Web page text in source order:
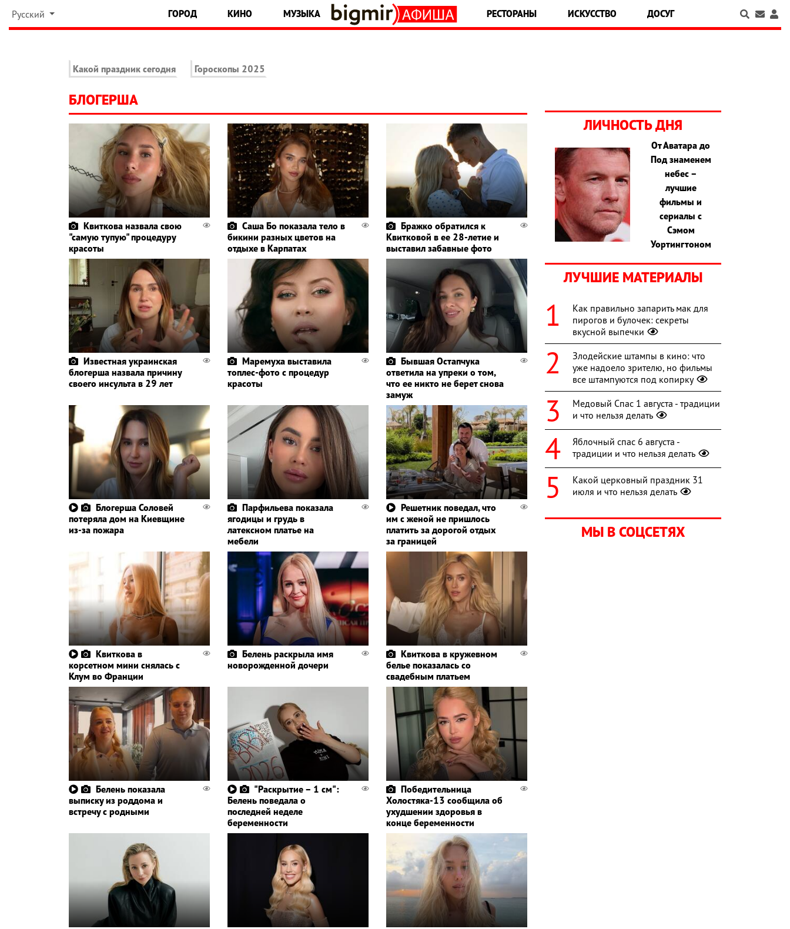
Русский ГОРОД КИНО МУЗЫКА РЕСТОРАНЫ ИСКУССТВО ДОСУГ
Какой праздник сегодня Гороскопы 2025
БЛОГЕРША
Квиткова назвала свою
"самую тупую" процедуру
красоты
Саша Бо показала тело в
бикини разных цветов на
отдыхе в Карпатах
Бражко обратился к
Квитковой в ее 28-летие и
выставил забавные фото
Известная украинская
блогерша назвала причину
своего инсульта в 29 лет
Маремуха выставила
топлес-фото с процедур
красоты
Бывшая Остапчука
ответила на упреки о том,
что ее никто не берет снова
замуж
Блогерша Соловей
потеряла дом на Киевщине
из-за пожара
Парфильева показала
ягодицы и грудь в
латексном платье на
мебели
Решетник поведал, что
им с женой не пришлось
платить за дорогой отдых
за границей
Квиткова в
корсетном мини снялась с
Клум во Франции
Белень раскрыла имя
новорожденной дочери
Квиткова в кружевном
белье показалась со
свадебным платьем
Белень показала
выписку из роддома и
встречу с родными
"Раскрытие – 1 см":
Белень поведала о
последней неделе
беременности
Победительница
Холостяка-13 сообщила об
ухудшении здоровья в
конце беременности
ЛИЧНОСТЬ ДНЯ
От Аватара до
Под знаменем
небес –
лучшие
фильмы и
сериалы с
Сэмом
Уортингтоном
ЛУЧШИЕ МАТЕРИАЛЫ
Как правильно запарить мак для
пирогов и булочек: секреты
вкусной выпечки
Злодейские штампы в кино: что
уже надоело зрителю, но фильмы
все штампуются под копирку
Медовый Спас 1 августа - традиции
и что нельзя делать
Яблочный спас 6 августа -
традиции и что нельзя делать
Какой церковный праздник 31
июля и что нельзя делать
МЫ В СОЦСЕТЯХ